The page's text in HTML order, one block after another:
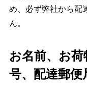
め、必ず弊社から配
ん。
お名前、お
号、配達郵便